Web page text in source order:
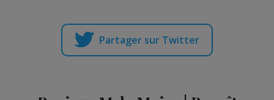
Partager sur Twitter